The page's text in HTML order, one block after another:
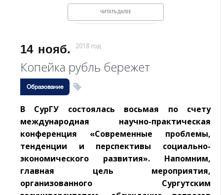
ЧИТАТЬ ДАЛЕЕ
14 нояб. 2018 год
Копейка рубль бережет
Образование
В СурГУ состоялась восьмая по счету
международная научно-практическая
конференция «Современные проблемы,
тенденции и перспективы социально-
экономического развития». Напомним,
главная цель мероприятия,
организованного Сургутским